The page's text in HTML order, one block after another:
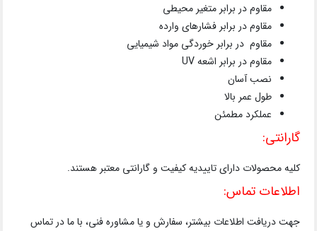
مقاوم در برابر متغیر محیطی
مقاوم در برابر فشارهای وارده
مقاوم در برابر خوردگی مواد شیمیایی
مقاوم در برابر اشعه UV
نصب آسان
طول عمر بالا
عملکرد مطمئن
گارانتی:
کلیه محصولات دارای تاییدیه کیفیت و گارانتی معتبر هستند.
اطلاعات تماس:
جهت دریافت اطلاعات بیشتر، سفارش و یا مشاوره فنی، با ما در تماس